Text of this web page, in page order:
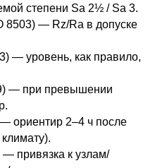
степени Sa 2½ / Sa 3.
8503) — Rz/Ra в допуске
— уровень, как правило,
— при превышении
ориентир 2–4 ч после
— привязка к узлам/